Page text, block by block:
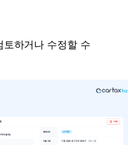
토하거나 수정할 수